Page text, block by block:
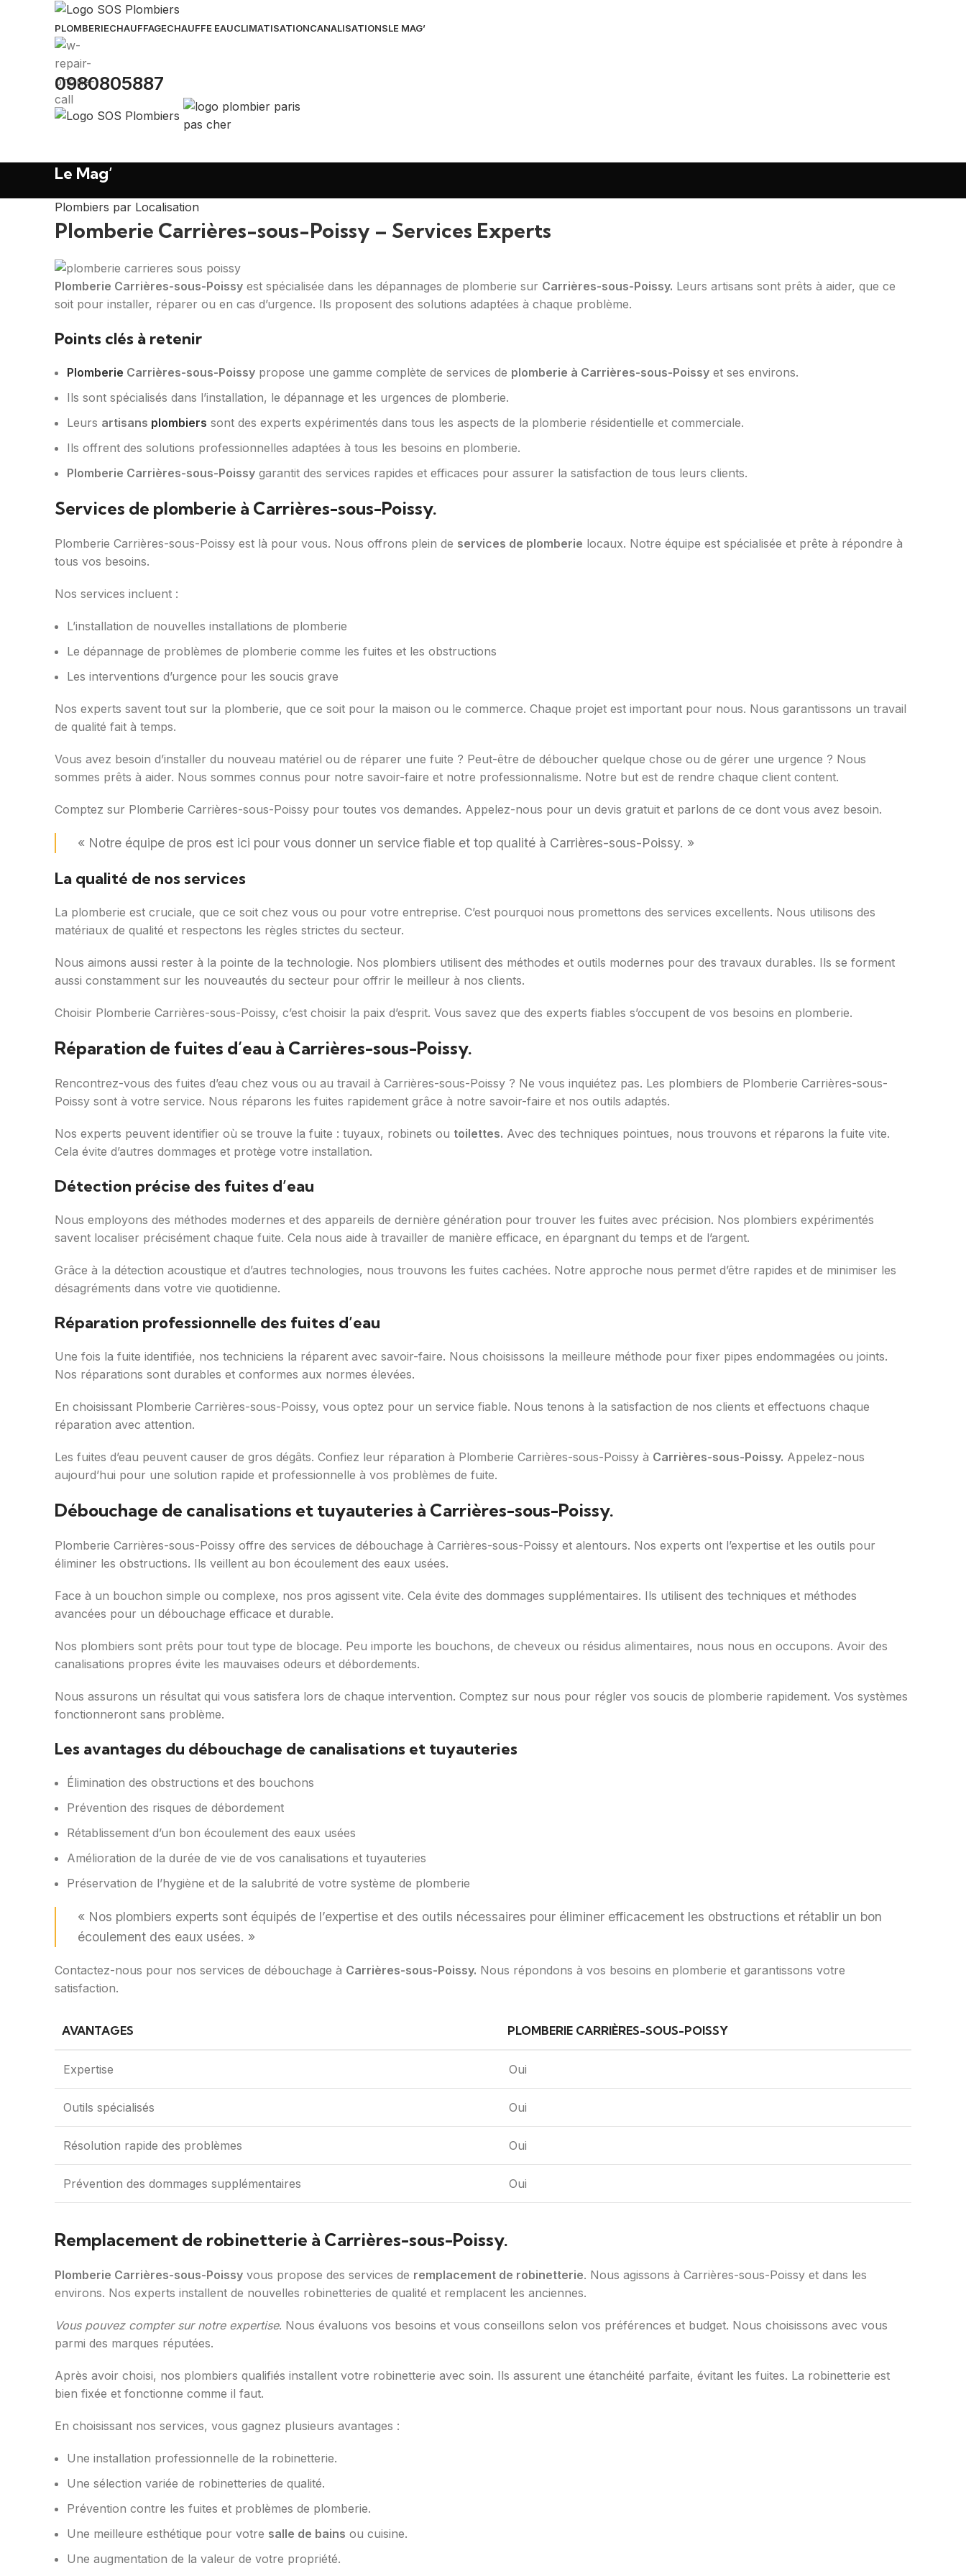
PLOMBERIECHAUFFAGECHAUFFE EAUCLIMATISATIONCANALISATIONSLE MAG’
0980805887
Le Mag’
Plombiers par Localisation
Plomberie Carrières-sous-Poissy – Services Experts
Plomberie Carrières-sous-Poissy est spécialisée dans les dépannages de plomberie sur Carrières-sous-Poissy. Leurs artisans sont prêts à aider, que ce
soit pour installer, réparer ou en cas d’urgence. Ils proposent des solutions adaptées à chaque problème.
Points clés à retenir
Plomberie Carrières-sous-Poissy propose une gamme complète de services de plomberie à Carrières-sous-Poissy et ses environs.
Ils sont spécialisés dans l’installation, le dépannage et les urgences de plomberie.
Leurs artisans plombiers sont des experts expérimentés dans tous les aspects de la plomberie résidentielle et commerciale.
Ils offrent des solutions professionnelles adaptées à tous les besoins en plomberie.
Plomberie Carrières-sous-Poissy garantit des services rapides et efficaces pour assurer la satisfaction de tous leurs clients.
Services de plomberie à Carrières-sous-Poissy.
Plomberie Carrières-sous-Poissy est là pour vous. Nous offrons plein de services de plomberie locaux. Notre équipe est spécialisée et prête à répondre à
tous vos besoins.
Nos services incluent :
L’installation de nouvelles installations de plomberie
Le dépannage de problèmes de plomberie comme les fuites et les obstructions
Les interventions d’urgence pour les soucis grave
Nos experts savent tout sur la plomberie, que ce soit pour la maison ou le commerce. Chaque projet est important pour nous. Nous garantissons un travail
de qualité fait à temps.
Vous avez besoin d’installer du nouveau matériel ou de réparer une fuite ? Peut-être de déboucher quelque chose ou de gérer une urgence ? Nous
sommes prêts à aider. Nous sommes connus pour notre savoir-faire et notre professionnalisme. Notre but est de rendre chaque client content.
Comptez sur Plomberie Carrières-sous-Poissy pour toutes vos demandes. Appelez-nous pour un devis gratuit et parlons de ce dont vous avez besoin.
« Notre équipe de pros est ici pour vous donner un service fiable et top qualité à Carrières-sous-Poissy. »
La qualité de nos services
La plomberie est cruciale, que ce soit chez vous ou pour votre entreprise. C’est pourquoi nous promettons des services excellents. Nous utilisons des
matériaux de qualité et respectons les règles strictes du secteur.
Nous aimons aussi rester à la pointe de la technologie. Nos plombiers utilisent des méthodes et outils modernes pour des travaux durables. Ils se forment
aussi constamment sur les nouveautés du secteur pour offrir le meilleur à nos clients.
Choisir Plomberie Carrières-sous-Poissy, c’est choisir la paix d’esprit. Vous savez que des experts fiables s’occupent de vos besoins en plomberie.
Réparation de fuites d’eau à Carrières-sous-Poissy.
Rencontrez-vous des fuites d’eau chez vous ou au travail à Carrières-sous-Poissy ? Ne vous inquiétez pas. Les plombiers de Plomberie Carrières-sous-
Poissy sont à votre service. Nous réparons les fuites rapidement grâce à notre savoir-faire et nos outils adaptés.
Nos experts peuvent identifier où se trouve la fuite : tuyaux, robinets ou toilettes. Avec des techniques pointues, nous trouvons et réparons la fuite vite.
Cela évite d’autres dommages et protège votre installation.
Détection précise des fuites d’eau
Nous employons des méthodes modernes et des appareils de dernière génération pour trouver les fuites avec précision. Nos plombiers expérimentés
savent localiser précisément chaque fuite. Cela nous aide à travailler de manière efficace, en épargnant du temps et de l’argent.
Grâce à la détection acoustique et d’autres technologies, nous trouvons les fuites cachées. Notre approche nous permet d’être rapides et de minimiser les
désagréments dans votre vie quotidienne.
Réparation professionnelle des fuites d’eau
Une fois la fuite identifiée, nos techniciens la réparent avec savoir-faire. Nous choisissons la meilleure méthode pour fixer pipes endommagées ou joints.
Nos réparations sont durables et conformes aux normes élevées.
En choisissant Plomberie Carrières-sous-Poissy, vous optez pour un service fiable. Nous tenons à la satisfaction de nos clients et effectuons chaque
réparation avec attention.
Les fuites d’eau peuvent causer de gros dégâts. Confiez leur réparation à Plomberie Carrières-sous-Poissy à Carrières-sous-Poissy. Appelez-nous
aujourd’hui pour une solution rapide et professionnelle à vos problèmes de fuite.
Débouchage de canalisations et tuyauteries à Carrières-sous-Poissy.
Plomberie Carrières-sous-Poissy offre des services de débouchage à Carrières-sous-Poissy et alentours. Nos experts ont l’expertise et les outils pour
éliminer les obstructions. Ils veillent au bon écoulement des eaux usées.
Face à un bouchon simple ou complexe, nos pros agissent vite. Cela évite des dommages supplémentaires. Ils utilisent des techniques et méthodes
avancées pour un débouchage efficace et durable.
Nos plombiers sont prêts pour tout type de blocage. Peu importe les bouchons, de cheveux ou résidus alimentaires, nous nous en occupons. Avoir des
canalisations propres évite les mauvaises odeurs et débordements.
Nous assurons un résultat qui vous satisfera lors de chaque intervention. Comptez sur nous pour régler vos soucis de plomberie rapidement. Vos systèmes
fonctionneront sans problème.
Les avantages du débouchage de canalisations et tuyauteries
Élimination des obstructions et des bouchons
Prévention des risques de débordement
Rétablissement d’un bon écoulement des eaux usées
Amélioration de la durée de vie de vos canalisations et tuyauteries
Préservation de l’hygiène et de la salubrité de votre système de plomberie
« Nos plombiers experts sont équipés de l’expertise et des outils nécessaires pour éliminer efficacement les obstructions et rétablir un bon
écoulement des eaux usées. »
Contactez-nous pour nos services de débouchage à Carrières-sous-Poissy. Nous répondons à vos besoins en plomberie et garantissons votre
satisfaction.
AVANTAGES PLOMBERIE CARRIÈRES-SOUS-POISSY
Expertise Oui
Outils spécialisés Oui
Résolution rapide des problèmes Oui
Prévention des dommages supplémentaires Oui
Remplacement de robinetterie à Carrières-sous-Poissy.
Plomberie Carrières-sous-Poissy vous propose des services de remplacement de robinetterie. Nous agissons à Carrières-sous-Poissy et dans les
environs. Nos experts installent de nouvelles robinetteries de qualité et remplacent les anciennes.
Vous pouvez compter sur notre expertise. Nous évaluons vos besoins et vous conseillons selon vos préférences et budget. Nous choisissons avec vous
parmi des marques réputées.
Après avoir choisi, nos plombiers qualifiés installent votre robinetterie avec soin. Ils assurent une étanchéité parfaite, évitant les fuites. La robinetterie est
bien fixée et fonctionne comme il faut.
En choisissant nos services, vous gagnez plusieurs avantages :
Une installation professionnelle de la robinetterie.
Une sélection variée de robinetteries de qualité.
Prévention contre les fuites et problèmes de plomberie.
Une meilleure esthétique pour votre salle de bains ou cuisine.
Une augmentation de la valeur de votre propriété.